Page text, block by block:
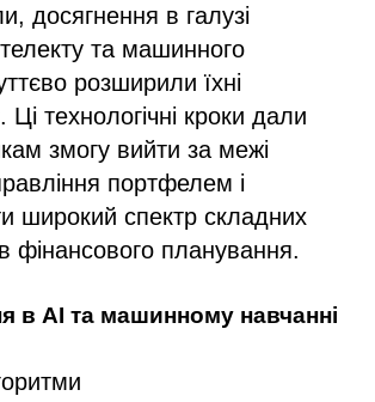
досягнення в галузі
та машинного
розширили їхні
Ці технологічні кроки дали
змогу вийти за межі
портфелем і
широкий спектр складних
фінансового планування.
в AI та машинному навчанні